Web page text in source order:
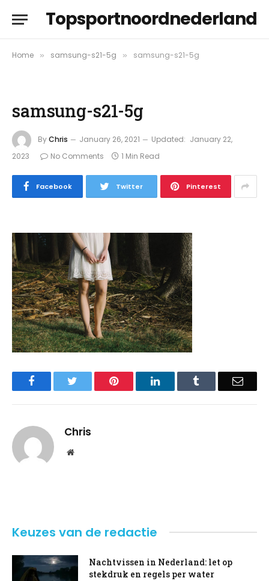
Topsportnoordnederland
Home » samsung-s21-5g » samsung-s21-5g
samsung-s21-5g
ByChris January 26, 2021 Updated: January 22,
2023
No Comments 1 Min Read
Facebook Twitter Pinterest
Facebook Pinterest LinkedIn Email
Chris
Website
Keuzes van de redactie
Nachtvissen in Nederland: let op
stekdruk en regels per water